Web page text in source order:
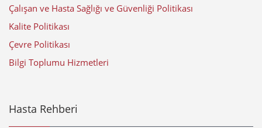
Çalışan ve Hasta Sağlığı ve Güvenliği Politikası
Kalite Politikası
Çevre Politikası
Bilgi Toplumu Hizmetleri
Hasta Rehberi